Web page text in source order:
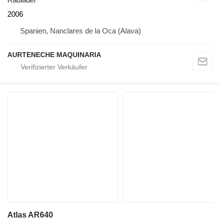
2006
Spanien, Nanclares de la Oca (Alava)
AURTENECHE MAQUINARIA
Atlas AR640